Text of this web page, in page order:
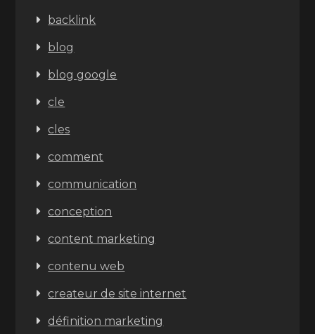
backlink
blog
blog google
cle
cles
comment
communication
conception
content marketing
contenu web
createur de site internet
définition marketing